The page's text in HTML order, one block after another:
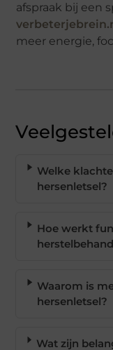
afspraak bij een
meer energie,
Welke
hersenletsel?
Hoe werkt
Waarom is
hersenletsel?
Wat zijn